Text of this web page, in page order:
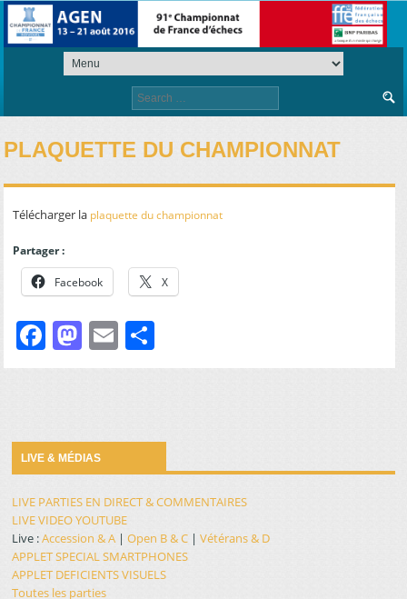
Search
for:
PLAQUETTE DU CHAMPIONNAT
Télécharger la plaquette du championnat
Partager :
Facebook X
FacebookMastodonEmail
LIVE & MÉDIAS
LIVE PARTIES EN DIRECT & COMMENTAIRES
LIVE VIDEO YOUTUBE
Live :Accession & A |Open B & C |Vétérans & D
APPLET SPECIAL SMARTPHONES
APPLET DEFICIENTS VISUELS
Toutes les parties